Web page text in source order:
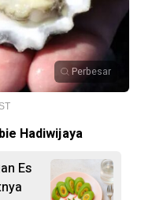
Perbesar
Hadiwijaya
Es